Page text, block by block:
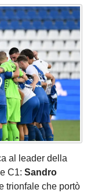
al leader della
C1: Sandro
trionfale che portò